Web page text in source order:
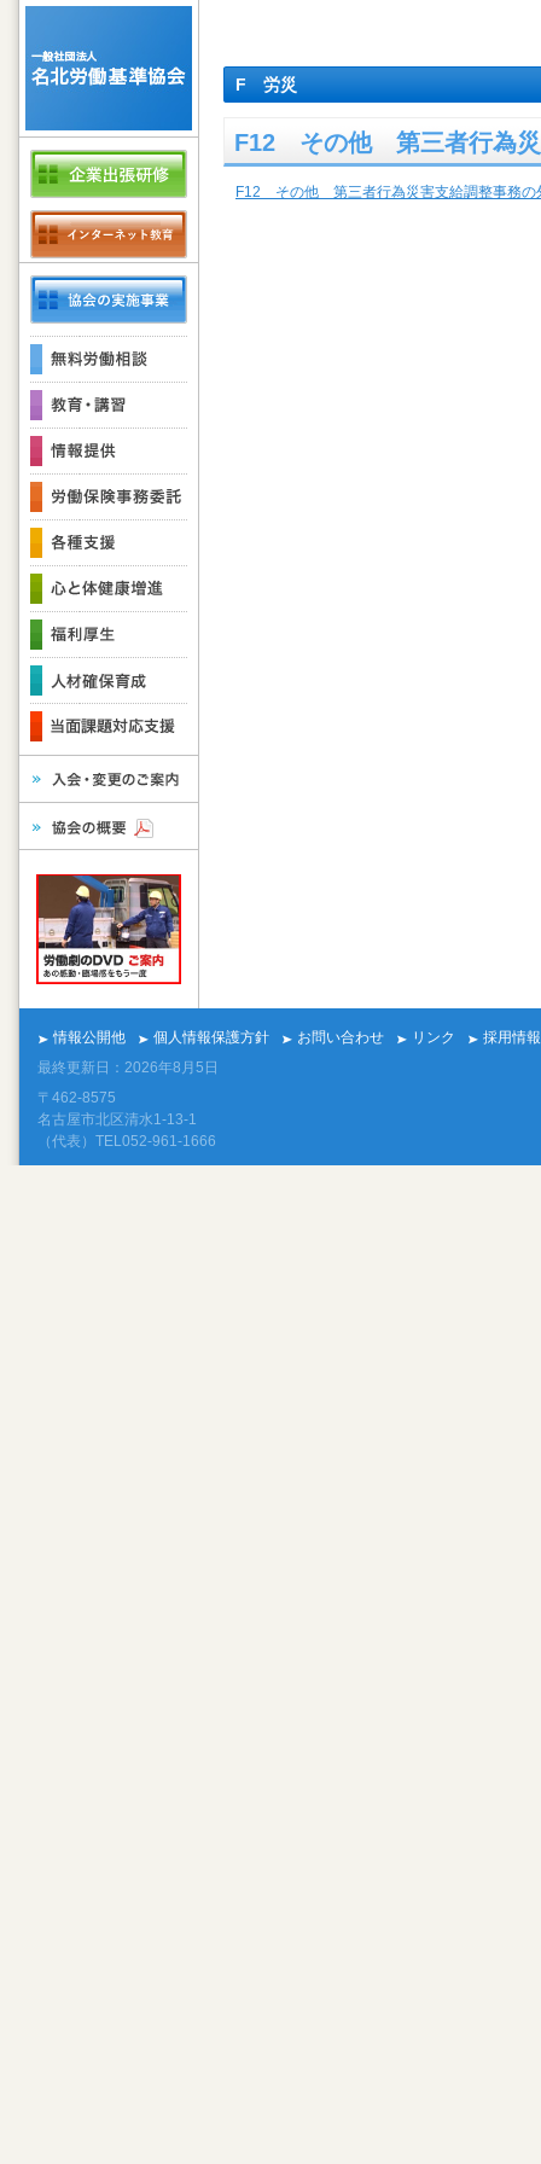
F 労災
F12 その他 第三者行為災
F12 その他 第三者行為災害支給調整事務の
情報公開他 個人情報保護方針 お問い合わせ リンク
採用情報
最終更新日：2026年8月5日
〒462-8575
名古屋市北区清水1-13-1
（代表）TEL052-961-1666